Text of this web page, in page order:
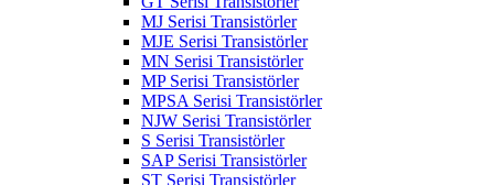
MJ Serisi Transistörler
MJE Serisi Transistörler
MN Serisi Transistörler
MP Serisi Transistörler
MPSA Serisi Transistörler
NJW Serisi Transistörler
S Serisi Transistörler
SAP Serisi Transistörler
ST Serisi Transistörler